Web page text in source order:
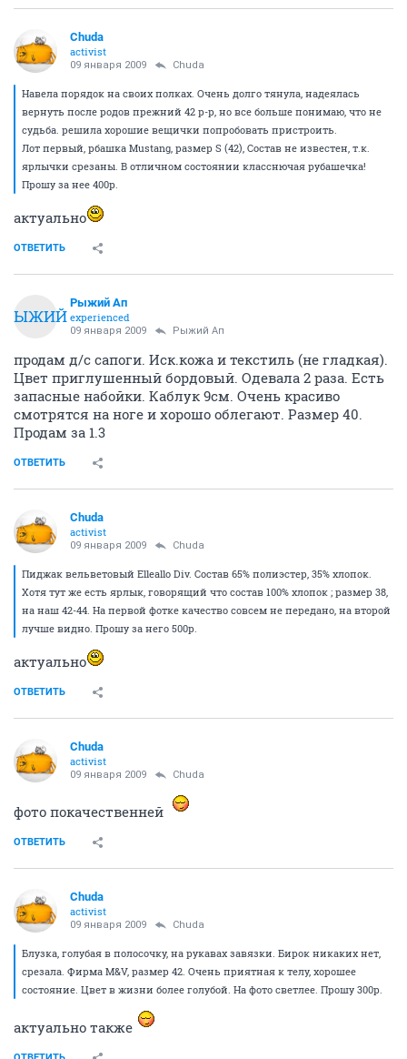
Chuda
activist
09 января 2009 Chuda
Навела порядок на своих полках. Очень долго тянула, надеялась
вернуть после родов прежний 42 р-р, но все больше понимаю, что не
судьба. решила хорошие вещички попробовать пристроить.
Лот первый, рбашка Mustang, размер S (42), Состав не известен, т.к.
ярлычки срезаны. В отличном состоянии класснючая рубашечка!
Прошу за нее 400р.
актуально
ОТВЕТИТЬ
РЫЖИЙ
Рыжий Ап
experienced
09 января 2009 Рыжий Ап
продам д/с сапоги. Иск.кожа и текстиль (не гладкая).
Цвет приглушенный бордовый. Одевала 2 раза. Есть
запасные набойки. Каблук 9см. Очень красиво
смотрятся на ноге и хорошо облегают. Размер 40.
Продам за 1.3
ОТВЕТИТЬ
Chuda
activist
09 января 2009 Chuda
Пиджак вельветовый Elleallo Div. Состав 65% полиэстер, 35% хлопок.
Хотя тут же есть ярлык, говорящий что состав 100% хлопок ; размер 38,
на наш 42-44. На первой фотке качество совсем не передано, на второй
лучше видно. Прошу за него 500р.
актуально
ОТВЕТИТЬ
Chuda
activist
09 января 2009 Chuda
фото покачественней
ОТВЕТИТЬ
Chuda
activist
09 января 2009 Chuda
Блузка, голубая в полосочку, на рукавах завязки. Бирок никаких нет,
срезала. Фирма M&V, размер 42. Очень приятная к телу, хорошее
состояние. Цвет в жизни более голубой. На фото светлее. Прошу 300р.
актуально также